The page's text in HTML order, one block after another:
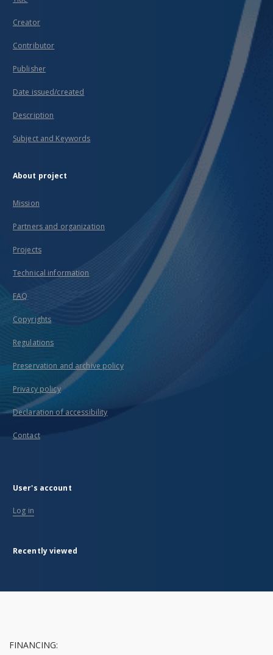
Creator
Contributor
Publisher
Date issued/created
Description
Subject and Keywords
About project
Mission
Partners and organization
Projects
Technical information
FAQ
Copyrights
Regulations
Preservation and archive policy
Privacy policy
Declaration of accessibility
Contact
User's account
Log in
Recently viewed
FINANCING: